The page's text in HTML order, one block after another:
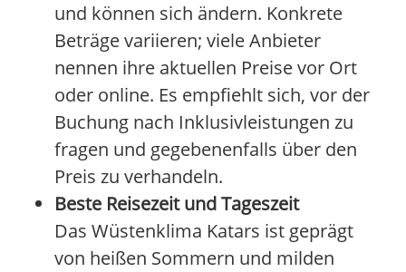
und können sich ändern. Konkrete
Beträge variieren; viele Anbieter
nennen ihre aktuellen Preise vor Ort
oder online. Es empfiehlt sich, vor der
Buchung nach Inklusivleistungen zu
fragen und gegebenenfalls über den
Preis zu verhandeln.
Beste Reisezeit und Tageszeit
Das Wüstenklima Katars ist geprägt
von heißen Sommern und milden